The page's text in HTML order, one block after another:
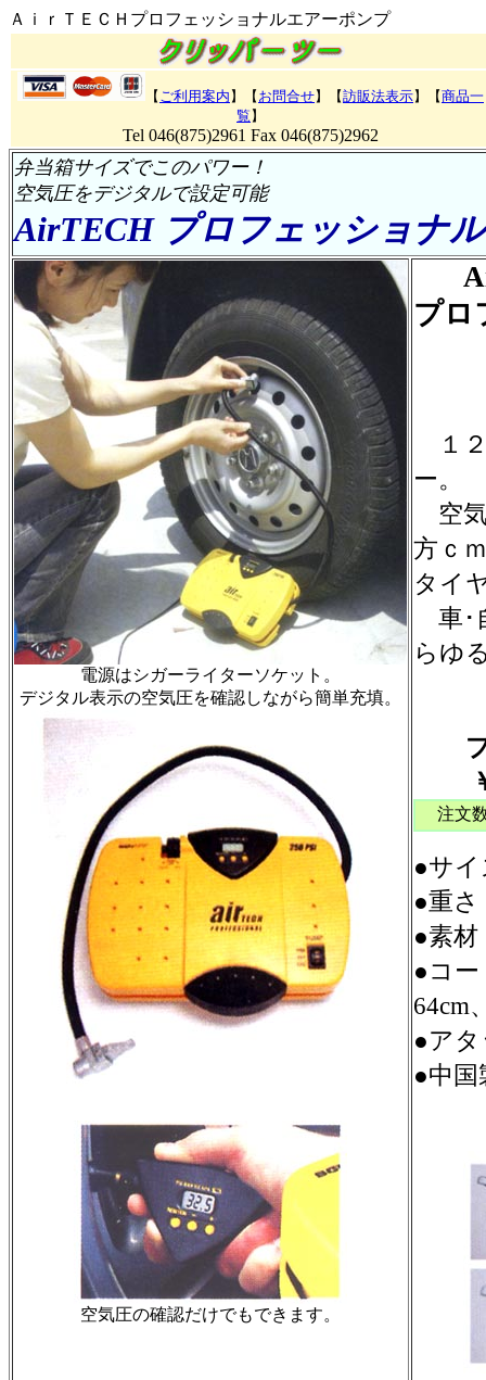
ＡｉｒＴＥＣＨプロフェッショナルエアーポンプ
【 ご利用案内 】【 お問合せ】【訪販法表示】【商品一
覧 】
Tel 046(875)2961 Fax 046(875)2962
弁当箱サイズでこのパワー！
空気圧をデジタルで設定可能
AirTECH プロフェッショナ
電源はシガーライターソケット。
デジタル表示の空気圧を確認しながら簡単充填。
空気圧の確認だけでもできます。
プロ
１２
ー。
空気
方ｃ
タイ
車･
らゆ
プ
注文
●サイ
●重さ
●素
●コ
64cm
●ア
●中国